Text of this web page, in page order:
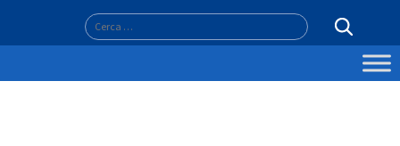
Ricerca
per: